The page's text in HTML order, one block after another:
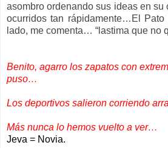
asombro ordenando sus ideas en su
ocurridos tan rápidamente…El Pato
lado, me comenta… “lastima que no
Benito, agarro los zapatos con
puso…
Los deportivos salieron corriendo
Más nunca lo hemos vuelto a ver…
Jeva = Novia.